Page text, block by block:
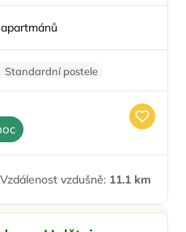
Standardní postele
Vzdálenost vzdušně: 11.1 km